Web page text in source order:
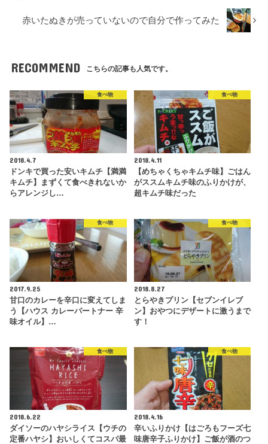
赤いたぬきが売っていないので自分で作ってみた
RECOMMEND こちらの記事も人気です。
食べ物
2018.4.7
ドンキで買った安いキムチ【満満
キムチ】まずくて食べきれないか
らアレンジし…
食べ物
2018.4.11
【めちゃくちゃキムチ味】ごはん
がススムキムチ味のふりかけが、
超キムチ味だった
食べ物
2017.9.25
甘口のカレーを辛口に変えてしま
う【ハウス カレーパートナー 辛
味オイル】…
食べ物
2018.8.27
とらやきプリン【セブンイレブ
ン】おやつにデザートに激うまで
す！
食べ物
2018.6.22
ダイソーのハヤシライス【ウチの
定番ハヤシ】おいしくてコスパ最
食べ物
2018.4.16
辛いふりかけ【はごろもフーズ七
味唐辛子ふりかけ】ご飯が酒のつ